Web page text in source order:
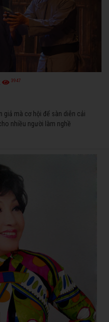
3947
giả mà cơ hội để sàn diễn cải
nhiều người làm nghề